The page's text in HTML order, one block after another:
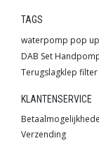
TAGS
waterpomp pop
DAB Set
Terugslagklep filter
KLANTENSERVICE
Verzending